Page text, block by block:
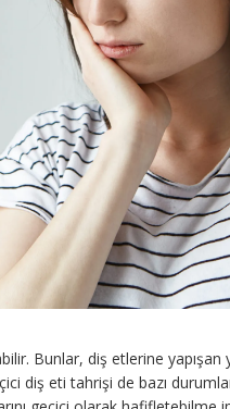
Bunlar, diş etlerine yapışan
diş eti tahrişi de bazı